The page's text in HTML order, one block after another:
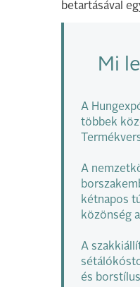
betartásával
Mi
A
többek
A
kétnapos
közönség
A
és